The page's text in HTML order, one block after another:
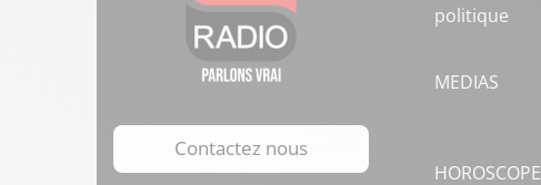
Contactez nous
politique
MEDIAS
HOROSCOPE